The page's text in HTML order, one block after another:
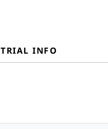
TRIAL INFO